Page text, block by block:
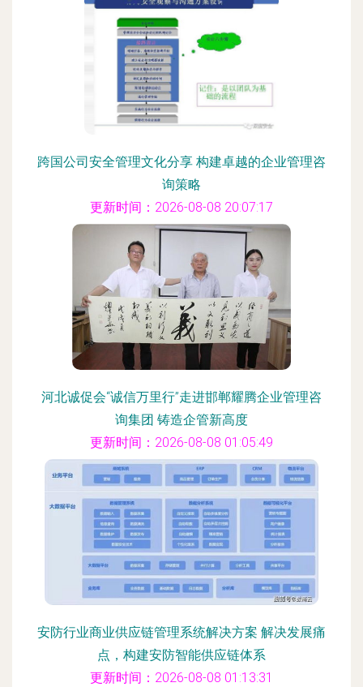
跨国公司安全管理文化分享 构建卓越的企业管理咨
询策略
更新时间：2026-08-08 20:07:17
河北诚促会“诚信万里行”走进邯郸耀腾企业管理咨
询集团 铸造企管新高度
更新时间：2026-08-08 01:05:49
安防行业商业供应链管理系统解决方案 解决发展痛
点，构建安防智能供应链体系
更新时间：2026-08-08 01:13:31